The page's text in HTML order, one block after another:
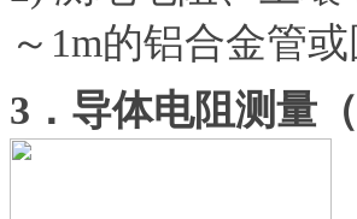
～1m的铝合金管或
3．导体电阻测量（